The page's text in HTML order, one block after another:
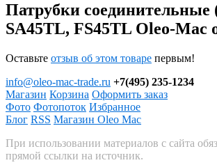
Патрубки соединительные
SA45TL, FS45TL Oleo-Mac
Оставьте отзыв об этом товаре первым!
info@oleo-mac-trade.ru +7(495) 235-1234
Магазин Корзина Оформить заказ
Фото Фотопоток Избранное
Блог RSS Магазин Oleo Mac
При использовании материалов с сайта
прямой ссылки на источник.